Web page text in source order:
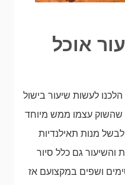
אוכל
לעשות שיעור בישול
עצמו ממש מיוחד
מנות תאילנדיות
והשיעור גם כלל סיור
ושפים במקצועם אז